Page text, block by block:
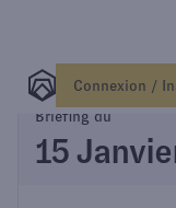
Connexion /
Briefing du
15